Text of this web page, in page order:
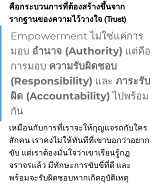
คือกระบวนการที่ต้องสร้างขึ้นจาก
รากฐานของความไว้วางใจ (Trust)
Empowerment ไม่ใช่แค่การ
มอบ อำนาจ (Authority) แต่คือ
การมอบ ความรับผิดชอบ
(Responsibility) และ ภาระรับ
ผิด (Accountability) ไปพร้อม
กัน
เหมือนกับการที่เราจะให้กุญแจรถกับใคร
สักคน เราคงไม่ให้ทันทีที่เขาบอกว่าอยาก
ขับ แต่เราต้องมั่นใจว่าเขาเรียนรู้กฎ
จราจรแล้ว มีทักษะการขับขี่ที่ดี และ
พร้อมจะรับผิดชอบหากเกิดอุบัติเหตุ